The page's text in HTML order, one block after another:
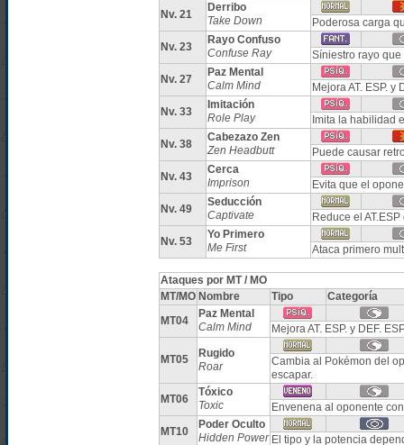
Nv. 21
Derribo
Take Down
Poderosa carga
Nv. 23
Rayo Confuso
Confuse Ray
Síniestro rayo
Nv. 27
Paz Mental
Calm Mind
Mejora AT. ESP. y
Nv. 33
Imitación
Role Play
Imita la habilidad
Nv. 38
Cabezazo Zen
Zen Headbutt
Puede causar
Nv. 43
Cerca
Imprison
Evita que el
Nv. 49
Seducción
Captivate
Reduce el
Nv. 53
Yo Primero
Me First
Ataca primero
Ataques por MT / MO
MT/MO Nombre Tipo
Categoría
MT04
Paz Mental
Calm Mind
Mejora AT. ESP. y DEF.
MT05
Rugido
Roar
Cambia al Pokémon del
escapar.
MT06
Tóxico
Toxic
Envenena al oponente
MT10
Poder Oculto
Hidden Power El tipo y la potencia